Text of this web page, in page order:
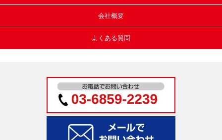
会社概要
よくある質問